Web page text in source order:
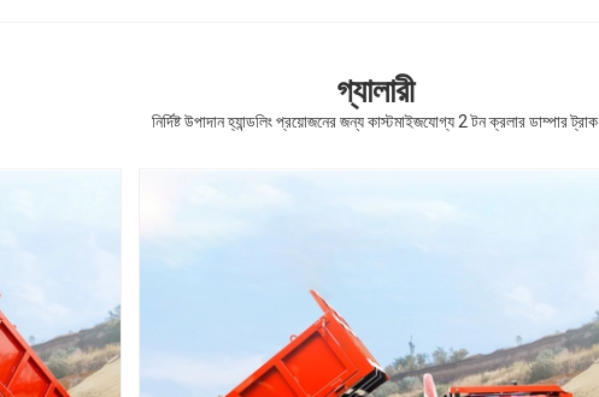
গ্যালারী
নির্দিষ্ট উপাদান হ্যান্ডলিং প্রয়োজনের জন্য কাস্টমাইজযোগ্য 2 টন ক্রলার ডাম্পার ট্রাক